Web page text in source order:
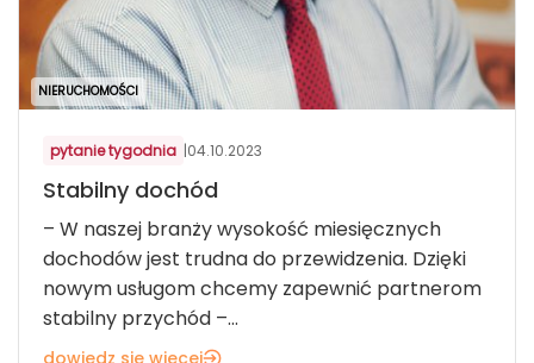
NIERUCHOMOŚCI
pytanie tygodnia |04.10.2023
Stabilny dochód
– W naszej branży wysokość miesięcznych
dochodów jest trudna do przewidzenia. Dzięki
nowym usługom chcemy zapewnić partnerom
stabilny przychód –...
dowiedz się więcej